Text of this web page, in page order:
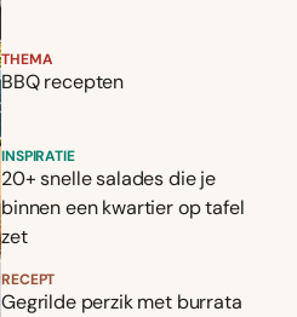
THEMA
BBQ recepten
INSPIRATIE
20+ snelle salades die je
binnen een kwartier op tafel
zet
RECEPT
Gegrilde perzik met burrata